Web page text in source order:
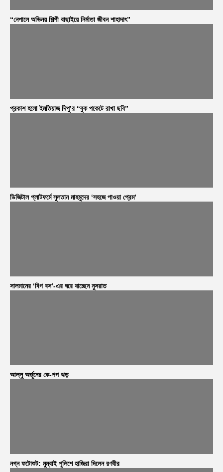
“নেপালে অভিনয় শিল্পী বাছাইয়ে নির্মাতা জীবন শাহাদাৎ”
প্রকাশ হলো ইমতিয়াজ দিপু’র “বুক পকেটে রাখা ছবি”
ডিজিটাল প্লাটফর্মে সুলতান মাহমুদের ‘সহজে পাওয়া প্রেম’
সালমানের ‘বিগ বস’-এর ঘরে যাচ্ছেন নুসরাত
আল্লু অর্জুনের কে-পপ ঝড়
নগ্ন ফটোশুট: মুম্বাই পুলিশে হাজিরা দিলেন রণবীর